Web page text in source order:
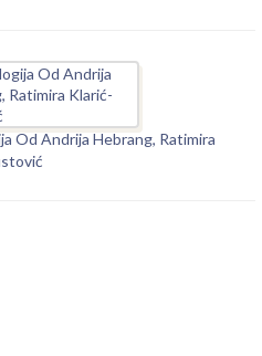
Od Andrija Hebrang, Ratimira